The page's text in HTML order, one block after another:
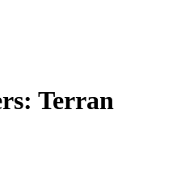
Terran